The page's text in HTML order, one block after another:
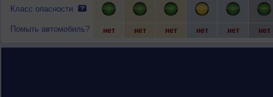
Класс опасности
Помыть автомобиль? нет нет нет нет нет нет